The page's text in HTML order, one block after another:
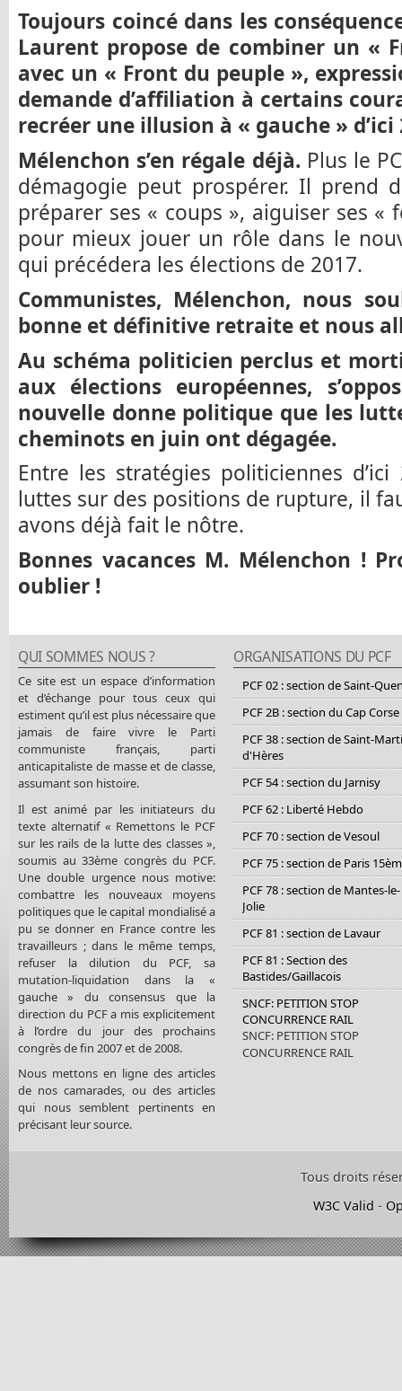
Toujours coincé dans les
Laurent propose de combiner un «
avec un « Front du peuple »,
demande d’affiliation à certains
recréer une illusion à « gauche » d’ici
Mélenchon s’en régale déjà. Plus le
démagogie peut prospérer. Il prend
préparer ses « coups », aiguiser ses «
pour mieux jouer un rôle dans le
qui précédera les élections de 2017.
Communistes, Mélenchon, nous
bonne et définitive retraite et nous
Au schéma politicien perclus et
aux élections européennes,
nouvelle donne politique que les
cheminots en juin ont dégagée.
Entre les stratégies politiciennes
luttes sur des positions de rupture, il
avons déjà fait le nôtre.
Bonnes vacances M. Mélenchon !
oublier !
QUI SOMMES NOUS ?
Ce site est un espace d’information
et d’échange pour tous ceux qui
estiment qu’il est plus nécessaire que
jamais de faire vivre le Parti
communiste français, parti
anticapitaliste de masse et de classe,
assumant son histoire.
Il est animé par les initiateurs du
texte alternatif « Remettons le PCF
sur les rails de la lutte des classes »,
soumis au 33ème congrès du PCF.
Une double urgence nous motive:
combattre les nouveaux moyens
politiques que le capital mondialisé a
pu se donner en France contre les
travailleurs ; dans le même temps,
refuser la dilution du PCF, sa
mutation-liquidation dans la «
gauche » du consensus que la
direction du PCF a mis explicitement
à l’ordre du jour des prochains
congrès de fin 2007 et de 2008.
Nous mettons en ligne des articles
de nos camarades, ou des articles
qui nous semblent pertinents en
précisant leur source.
ORGANISATIONS DU PCF
PCF 02 : section de Saint-
PCF 2B : section du Cap Corse
PCF 38 : section de Saint-
d'Hères
PCF 54 : section du Jarnisy
PCF 62 : Liberté Hebdo
PCF 70 : section de Vesoul
PCF 75 : section de Paris
PCF 78 : section de Mantes-le-
Jolie
PCF 81 : section de Lavaur
PCF 81 : Section des
Bastides/Gaillacois
SNCF: PETITION STOP
CONCURRENCE RAIL
SNCF: PETITION STOP
CONCURRENCE RAIL
Tous droits
W3C Valid -